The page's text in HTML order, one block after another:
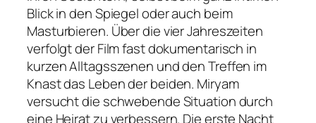
Blick in den Spiegel oder auch beim
Masturbieren. Über die vier Jahreszeiten
verfolgt der Film fast dokumentarisch in
kurzen Alltagsszenen und den Treffen im
Knast das Leben der beiden. Miryam
versucht die schwebende Situation durch
eine Heirat zu verbessern. Die erste Nacht